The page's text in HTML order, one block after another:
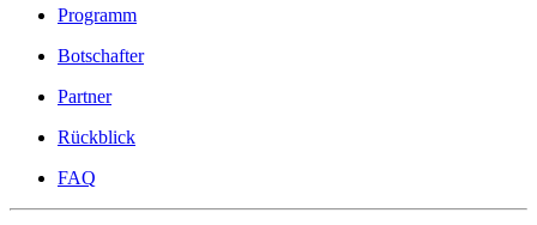
Programm
Botschafter
Partner
Rückblick
FAQ